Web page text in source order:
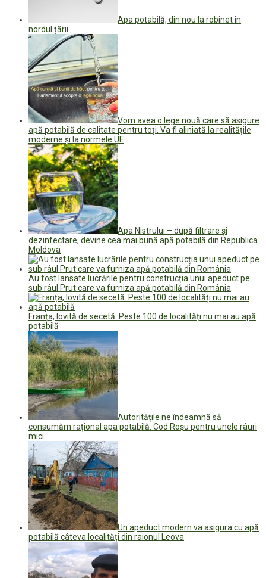
Apa potabilă, din nou la robinet în
nordul țării
Vom avea o lege nouă care să asigure
apă potabilă de calitate pentru toți. Va fi aliniată la realitățile
moderne și la normele UE
Apa Nistrului – după filtrare și
dezinfectare, devine cea mai bună apă potabilă din Republica
Moldova
Au fost lansate lucrările pentru construcția unui apeduct pe
sub râul Prut care va furniza apă potabilă din România
Franța, lovită de secetă. Peste 100 de localități nu mai au apă
potabilă
Autoritățile ne îndeamnă să
consumăm rațional apa potabilă. Cod Roșu pentru unele râuri
mici
Un apeduct modern va asigura cu apă
potabilă câteva localități din raionul Leova